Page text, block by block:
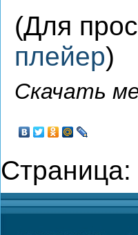
(Для
плейер)
Скачать
Страница: